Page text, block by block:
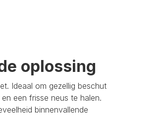
oplossing
Ideaal om gezellig beschut
een frisse neus te halen.
binnenvallende